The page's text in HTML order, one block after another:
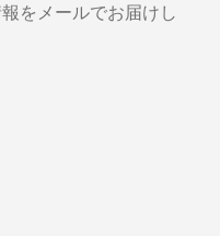
をメールでお届けし